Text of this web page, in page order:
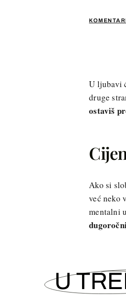
U ljubavi
druge
ostaviš
Ako si
već neko
mentalni
U